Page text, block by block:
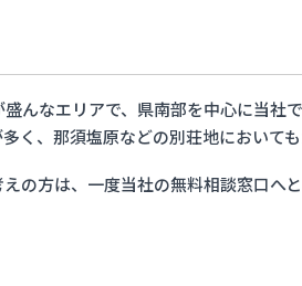
んなエリアで、県南部を中心に当社
く、那須塩原などの別荘地において
の方は、一度当社の無料相談窓口へと